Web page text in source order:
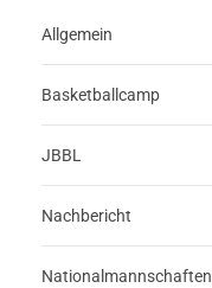
Allgemein
Basketballcamp
JBBL
Nachbericht
Nationalmannschaften